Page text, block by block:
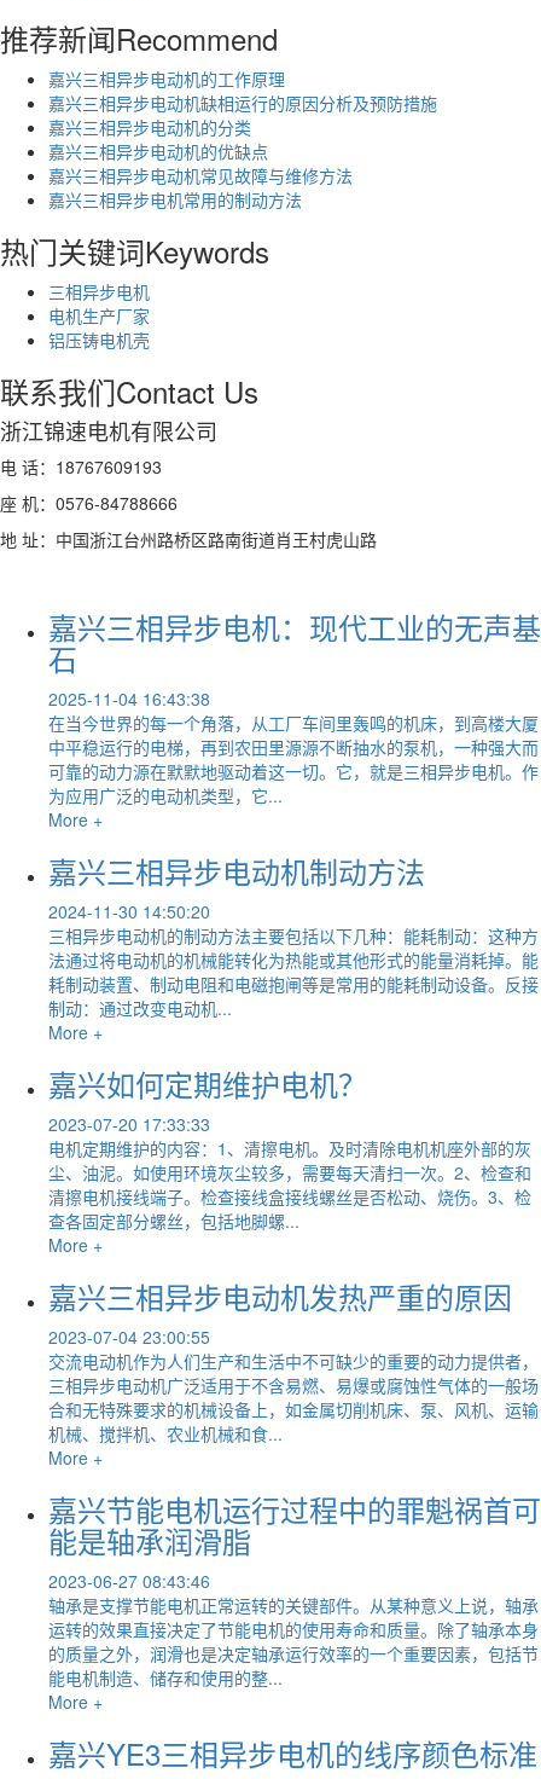
推荐新闻Recommend
嘉兴三相异步电动机的工作原理
嘉兴三相异步电动机缺相运行的原因分析及预防措施
嘉兴三相异步电动机的分类
嘉兴三相异步电动机的优缺点
嘉兴三相异步电动机常见故障与维修方法
嘉兴三相异步电机常用的制动方法
热门关键词Keywords
三相异步电机
电机生产厂家
铝压铸电机壳
联系我们Contact Us
浙江锦速电机有限公司
电 话：18767609193
座 机：0576-84788666
地 址：中国浙江台州路桥区路南街道肖王村虎山路
嘉兴三相异步电机：现代工业的无声基
石
2025-11-04 16:43:38
在当今世界的每一个角落，从工厂车间里轰鸣的机床，到高楼大厦
中平稳运行的电梯，再到农田里源源不断抽水的泵机，一种强大而
可靠的动力源在默默地驱动着这一切。它，就是三相异步电机。作
为应用广泛的电动机类型，它...
More +
嘉兴三相异步电动机制动方法
2024-11-30 14:50:20
三相异步电动机的制动方法主要包括以下几种：‌‌能耗制动‌：这种方
法通过将电动机的机械能转化为热能或其他形式的能量消耗掉。能
耗制动装置、制动电阻和电磁抱闸等是常用的能耗制动设备。‌反接
制动‌：通过改变电动机...
More +
嘉兴如何定期维护电机？
2023-07-20 17:33:33
电机定期维护的内容：1、清擦电机。及时清除电机机座外部的灰
尘、油泥。如使用环境灰尘较多，需要每天清扫一次。2、检查和
清擦电机接线端子。检查接线盒接线螺丝是否松动、烧伤。3、检
查各固定部分螺丝，包括地脚螺...
More +
嘉兴三相异步电动机发热严重的原因
2023-07-04 23:00:55
交流电动机作为人们生产和生活中不可缺少的重要的动力提供者，
三相异步电动机广泛适用于不含易燃、易爆或腐蚀性气体的一般场
合和无特殊要求的机械设备上，如金属切削机床、泵、风机、运输
机械、搅拌机、农业机械和食...
More +
嘉兴节能电机运行过程中的罪魁祸首可
能是轴承润滑脂
2023-06-27 08:43:46
轴承是支撑节能电机正常运转的关键部件。从某种意义上说，轴承
运转的效果直接决定了节能电机的使用寿命和质量。除了轴承本身
的质量之外，润滑也是决定轴承运行效率的一个重要因素，包括节
能电机制造、储存和使用的整...
More +
嘉兴YE3三相异步电机的线序颜色标准